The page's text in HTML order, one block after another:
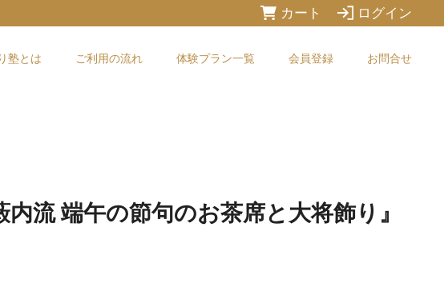
カート ログイン
塾とは ご利用の流れ 体験プラン一覧 会員登録 お問合せ
流 端午の節句のお茶席と大将飾り』